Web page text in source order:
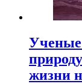
жизни